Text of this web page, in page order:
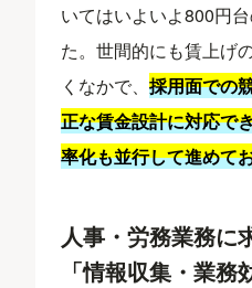
いてはいよいよ800円
た。世間的にも賃上げ
くなかで、採用面での
正な賃金設計に対応で
率化も並行して進めて
人事・労務業務に
「情報収集・業